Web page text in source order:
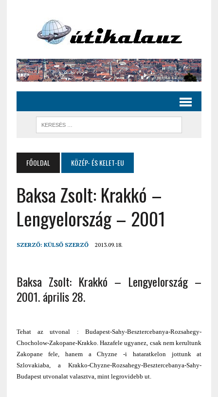
FŐOLDAL KÖZÉP- ÉS KELET-EU
Baksa Zsolt: Krakkó –
Lengyelország – 2001
SZERZŐ: KÜLSŐ SZERZŐ 2013.09.18.
Baksa Zsolt: Krakkó – Lengyelország –
2001. április 28.
Tehat az utvonal : Budapest-Sahy-Besztercebanya-Rozsahegy-
Chocholow-Zakopane-Krakko. Hazafele ugyanez, csak nem kerultunk
Zakopane fele, hanem a Chyzne -i hataratkelon jottunk at
Szlovakiaba, a Krakko-Chyzne-Rozsahegy-Besztercebanya-Sahy-
Budapest utvonalat valasztva, mint legrovidebb ut.